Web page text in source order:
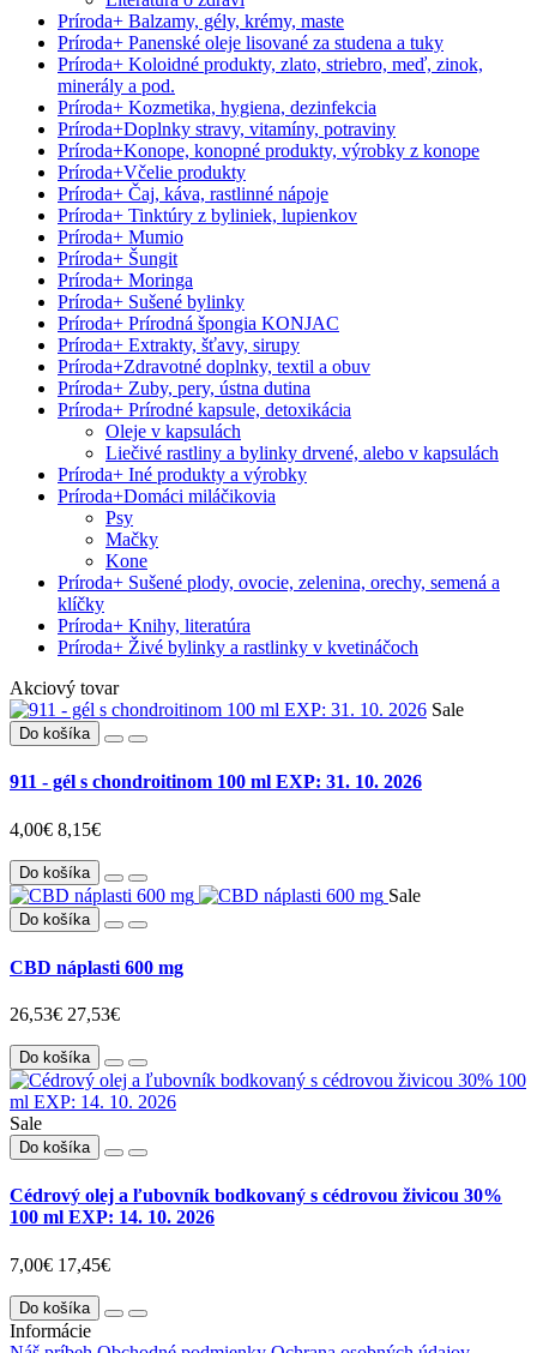
Príroda+ Balzamy, gély, krémy, maste
Príroda+ Panenské oleje lisované za studena a tuky
Príroda+ Koloidné produkty, zlato, striebro, meď, zinok,
minerály a pod.
Príroda+ Kozmetika, hygiena, dezinfekcia
Príroda+Doplnky stravy, vitamíny, potraviny
Príroda+Konope, konopné produkty, výrobky z konope
Príroda+Včelie produkty
Príroda+ Čaj, káva, rastlinné nápoje
Príroda+ Tinktúry z byliniek, lupienkov
Príroda+ Mumio
Príroda+ Šungit
Príroda+ Moringa
Príroda+ Sušené bylinky
Príroda+ Prírodná špongia KONJAC
Príroda+ Extrakty, šťavy, sirupy
Príroda+Zdravotné doplnky, textil a obuv
Príroda+ Zuby, pery, ústna dutina
Príroda+ Prírodné kapsule, detoxikácia
Oleje v kapsulách
Liečivé rastliny a bylinky drvené, alebo v kapsulách
Príroda+ Iné produkty a výrobky
Príroda+Domáci miláčikovia
Psy
Mačky
Kone
Príroda+ Sušené plody, ovocie, zelenina, orechy, semená a
klíčky
Príroda+ Knihy, literatúra
Príroda+ Živé bylinky a rastlinky v kvetináčoch
Akciový tovar
Sale
Do košíka
911 - gél s chondroitinom 100 ml EXP: 31. 10. 2026
4,00€ 8,15€
Do košíka
Sale
Do košíka
CBD náplasti 600 mg
26,53€ 27,53€
Do košíka
Sale
Do košíka
Cédrový olej a ľubovník bodkovaný s cédrovou živicou 30%
100 ml EXP: 14. 10. 2026
7,00€ 17,45€
Do košíka
Informácie